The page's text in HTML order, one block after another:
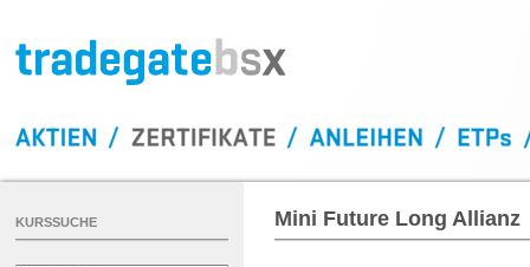
Mini Future Long Allianz
KURSSUCHE